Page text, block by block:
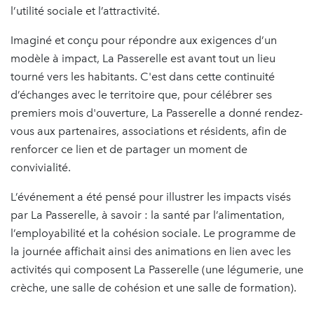
l’utilité sociale et l’attractivité.
Imaginé et conçu pour répondre aux exigences d’un
modèle à impact, La Passerelle est avant tout un lieu
tourné vers les habitants. C'est dans cette continuité
d’échanges avec le territoire que, pour célébrer ses
premiers mois d'ouverture, La Passerelle a donné rendez-
vous aux partenaires, associations et résidents, afin de
renforcer ce lien et de partager un moment de
convivialité.
L’événement a été pensé pour illustrer les impacts visés
par La Passerelle, à savoir : la santé par l’alimentation,
l’employabilité et la cohésion sociale. Le programme de
la journée affichait ainsi des animations en lien avec les
activités qui composent La Passerelle (une légumerie, une
crèche, une salle de cohésion et une salle de formation).